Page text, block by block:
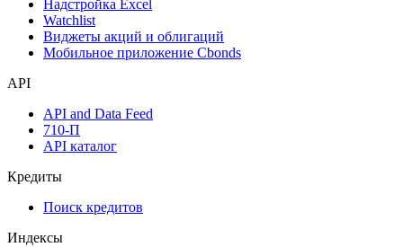
Надстройка Excel
Watchlist
Виджеты акций и облигаций
Мобильное приложение Cbonds
API
API and Data Feed
710-П
API каталог
Кредиты
Поиск кредитов
Индексы